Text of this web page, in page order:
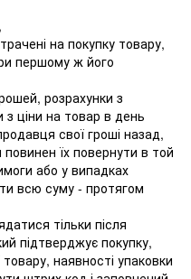
на покупку товару,
першому ж його
розрахунки з
ціни на товар в день
свої гроші назад,
повинен їх повернути в той
або у випадках
всю суму - протягом
тільки після
підтверджує покупку,
наявності упаковки